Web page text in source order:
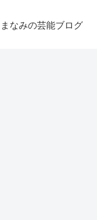
まなみの芸能ブログ